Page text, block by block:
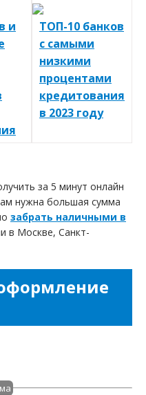
и
ТОП-10 банков
с самыми
низкими
процентами
кредитования
в 2023 году
за 5 минут онлайн
нужна большая сумма
забрать наличными в
в Москве, Санкт-